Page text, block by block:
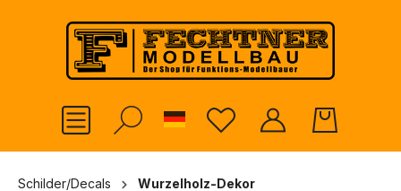
springen
German
Schilder/Decals Wurzelholz-Dekor